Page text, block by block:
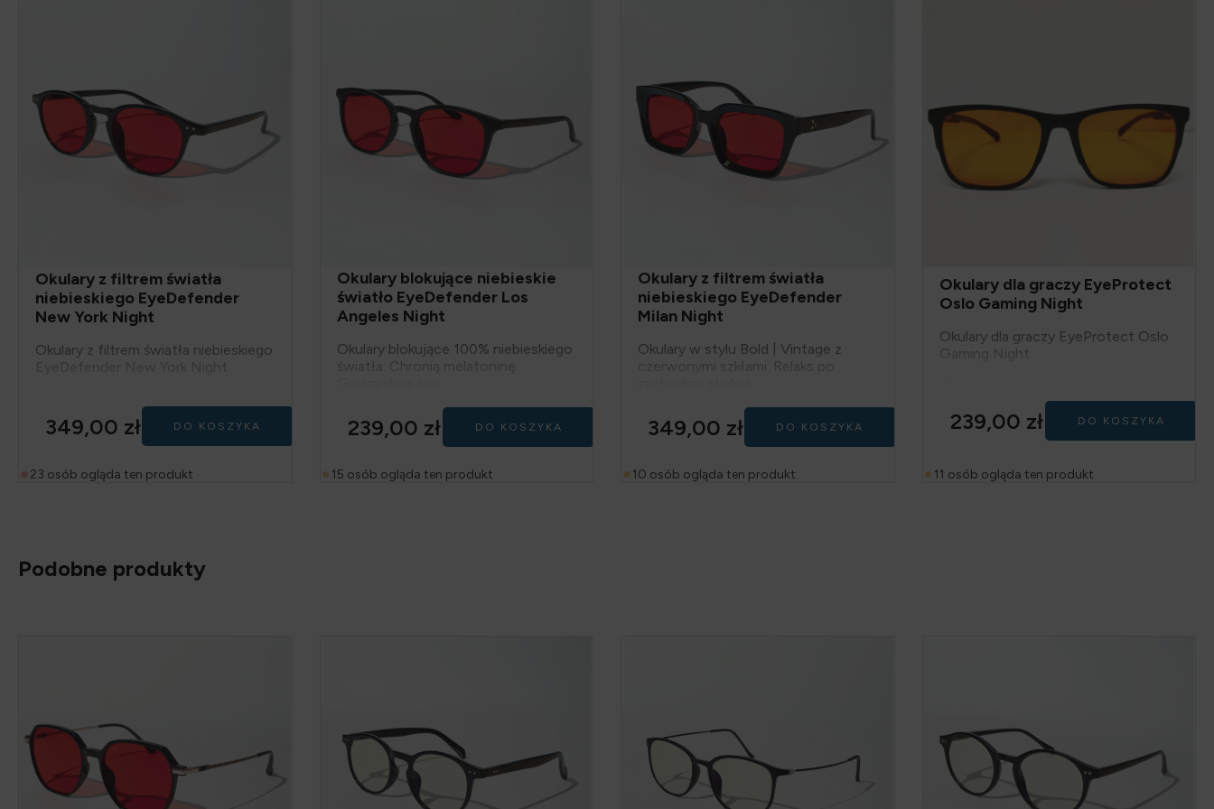
Okulary z filtrem światła
niebieskiego EyeDefender
New York Night
Okulary z filtrem światła niebieskiego
349,00 zł DO KOSZYKA
23 osób ogląda ten produkt
Okulary blokujące niebieskie
światło EyeDefender Los
Angeles Night
Okulary blokujące 100% niebieskiego
światła. Chronią melatoninę.
239,00 zł DO KOSZYKA
15 osób ogląda ten produkt
Okulary z filtrem światła
niebieskiego EyeDefender
Milan Night
Okulary w stylu Bold | Vintage z
czerwonymi szkłami. Relaks po
349,00 zł DO KOSZYKA
10 osób ogląda ten produkt
Okulary dla graczy EyeProtect
Oslo Gaming Night
Okulary dla graczy EyeProtect Oslo
Gaming Night
Teraz-50złz
kodem: GG50
239,00 zł DO KOSZYKA
11 osób ogląda ten produkt
Podobne produkty